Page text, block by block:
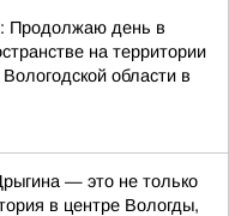
Продолжаю день в
на территории
области в
— это не только
в центре Вологды,